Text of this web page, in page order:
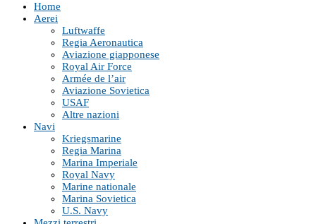
Home
Aerei
Luftwaffe
Regia Aeronautica
Aviazione giapponese
Royal Air Force
Armée de l’air
Aviazione Sovietica
USAF
Altre nazioni
Navi
Kriegsmarine
Regia Marina
Marina Imperiale
Royal Navy
Marine nationale
Marina Sovietica
U.S. Navy